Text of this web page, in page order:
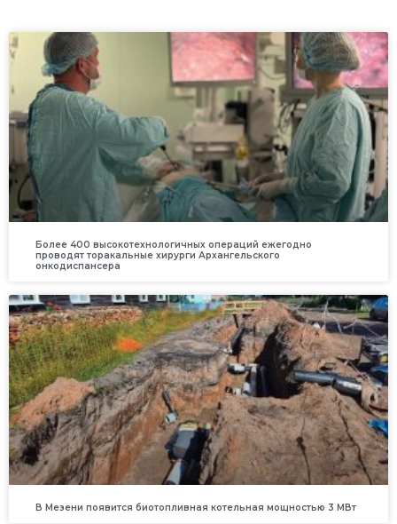
Более 400 высокотехнологичных операций ежегодно
проводят торакальные хирурги Архангельского
онкодиспансера
В Мезени появится биотопливная котельная мощностью 3 МВт